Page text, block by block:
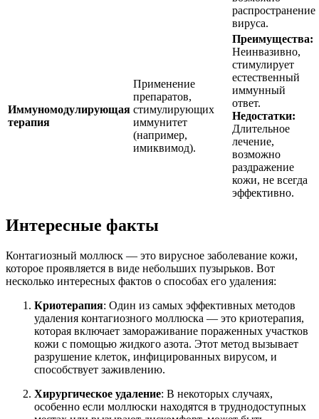
распространение
вируса.
Иммуномодулирующая
терапия
Применение
препаратов,
стимулирующих
иммунитет
(например,
имиквимод).
Преимущества:
Неинвазивно,
стимулирует
естественный
иммунный
ответ.
Недостатки:
Длительное
лечение,
возможно
раздражение
кожи, не всегда
эффективно.
Интересные факты
Контагиозный моллюск — это вирусное заболевание кожи,
которое проявляется в виде небольших пузырьков. Вот
несколько интересных фактов о способах его удаления:
Криотерапия: Один из самых эффективных методов
удаления контагиозного моллюска — это криотерапия,
которая включает замораживание пораженных участков
кожи с помощью жидкого азота. Этот метод вызывает
разрушение клеток, инфицированных вирусом, и
способствует заживлению.
Хирургическое удаление: В некоторых случаях,
особенно если моллюски находятся в труднодоступных